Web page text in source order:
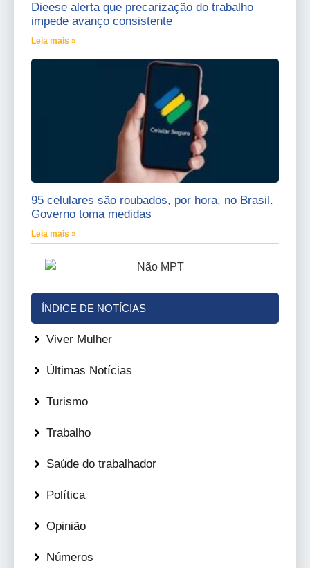
Dieese alerta que precarização do trabalho
impede avanço consistente
Leia mais »
95 celulares são roubados, por hora, no Brasil.
Governo toma medidas
Leia mais »
ÍNDICE DE NOTÍCIAS
Viver Mulher
Últimas Notícias
Turismo
Trabalho
Saúde do trabalhador
Política
Opinião
Números